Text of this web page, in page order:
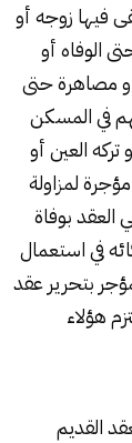
فيها زوجه أو
الوفاه أو
مصاهرة حتى
في المسكن
العين أو
لمزاولة
بوفاة
في استعمال
بتحرير عقد
هؤلاء
القديم